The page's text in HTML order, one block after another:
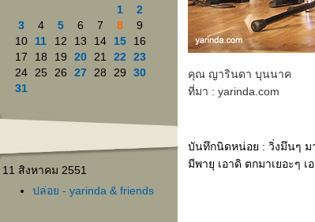
1
2
3
4 5 6 7 8
9
10
11 12 13 14 15
16
17
18 19 20 21 22
23
24
25 26 27 28 29
30
31
11 สิงหาคม 2551
ปล่อย - yarinda & friends
คุณ ญารินดา บุนนาค
ที่มา : yarinda.com
บันทึกนิดหน่อย : วิ่งมึนๆ ม
มีพายุ เอาดิ ตกมาเยอะๆ เ